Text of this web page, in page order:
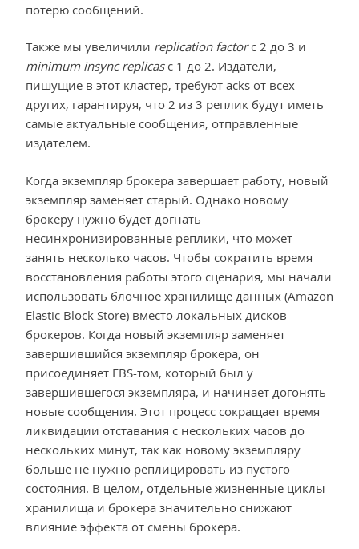
потерю сообщений.
Также мы увеличили replication factorс 2 до 3 и
minimum insync replicasс 1 до 2. Издатели,
пишущие в этот кластер, требуют acks от всех
других, гарантируя, что 2 из 3 реплик будут иметь
самые актуальные сообщения, отправленные
издателем.
Когда экземпляр брокера завершает работу, новый
экземпляр заменяет старый. Однако новому
брокеру нужно будет догнать
несинхронизированные реплики, что может
занять несколько часов. Чтобы сократить время
восстановления работы этого сценария, мы начали
использовать блочное хранилище данных (Amazon
Elastic Block Store) вместо локальных дисков
брокеров. Когда новый экземпляр заменяет
завершившийся экземпляр брокера, он
присоединяет EBS-том, который был у
завершившегося экземпляра, и начинает догонять
новые сообщения. Этот процесс сокращает время
ликвидации отставания с нескольких часов до
нескольких минут, так как новому экземпляру
больше не нужно реплицировать из пустого
состояния. В целом, отдельные жизненные циклы
хранилища и брокера значительно снижают
влияние эффекта от смены брокера.